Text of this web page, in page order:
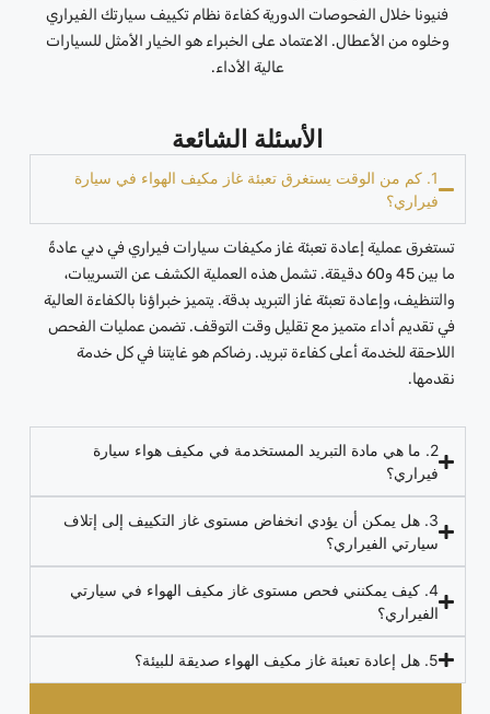
فنيونا خلال الفحوصات الدورية كفاءة نظام تكييف سيارتك الفيراري
وخلوه من الأعطال. الاعتماد على الخبراء هو الخيار الأمثل للسيارات
عالية الأداء.
الأسئلة الشائعة
1. كم من الوقت يستغرق تعبئة غاز مكيف الهواء في سيارة
فيراري؟
تستغرق عملية إعادة تعبئة غاز مكيفات سيارات فيراري في دبي عادةً
ما بين 45 و60 دقيقة. تشمل هذه العملية الكشف عن التسريبات،
والتنظيف، وإعادة تعبئة غاز التبريد بدقة. يتميز خبراؤنا بالكفاءة العالية
في تقديم أداء متميز مع تقليل وقت التوقف. تضمن عمليات الفحص
اللاحقة للخدمة أعلى كفاءة تبريد. رضاكم هو غايتنا في كل خدمة
نقدمها.
2. ما هي مادة التبريد المستخدمة في مكيف هواء سيارة
فيراري؟
3. هل يمكن أن يؤدي انخفاض مستوى غاز التكييف إلى إتلاف
سيارتي الفيراري؟
4. كيف يمكنني فحص مستوى غاز مكيف الهواء في سيارتي
الفيراري؟
5. هل إعادة تعبئة غاز مكيف الهواء صديقة للبيئة؟